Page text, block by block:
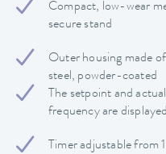
Compact, low-wear
secure stand
Outer housing made
steel, powder-coated
The setpoint and
frequency are
Timer adjustable from